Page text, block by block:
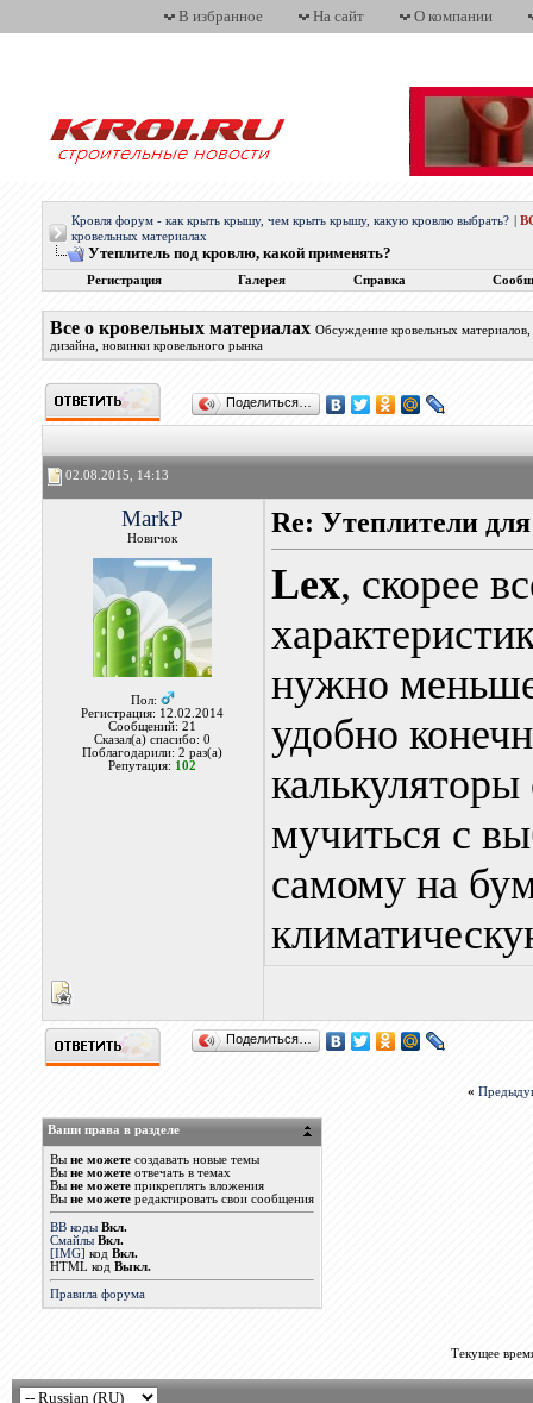
В избранное На сайт О компании
Кровля форум - как крыть крышу, чем крыть крышу, какую кровлю выбрать?
кровельных материалах
Утеплитель под кровлю, какой применять?
Регистрация Галерея Справка
Все о кровельных материалах Обсуждение кровельных
дизайна, новинки кровельного рынка
Поделиться…
02.08.2015, 14:13
MarkP
Новичок
Пол:
Регистрация: 12.02.2014
Сообщений: 21
Сказал(а) спасибо: 0
Поблагодарили: 2 раз(а)
Репутация: 102
Re: Утеплители
Lex, скорее
нужно
удобно
мучиться с
самому на
Поделиться…
«
Ваши права в разделе
Вы не можетесоздавать новые темы
Вы не можетеотвечать в темах
Вы не можетеприкреплять вложения
Вы не можетередактировать свои сообщения
BB коды Вкл.
Смайлы Вкл.
[IMG] код Вкл.
HTML код Выкл.
Правила форума
Текущее